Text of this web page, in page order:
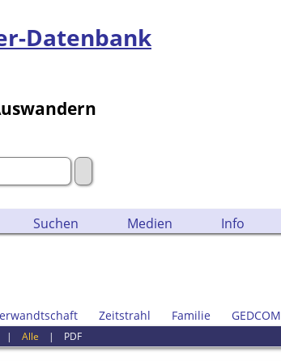
Datenbank
Suchen Medien Info
Zeitstrahl Familie GEDCOM
|Alle | PDF